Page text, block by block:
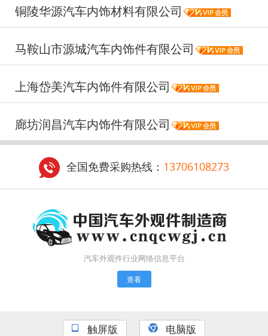
铜陵华源汽车内饰材料有限公司
马鞍山市源城汽车内饰件有限公司
上海岱美汽车内饰件有限公司
廊坊润昌汽车内饰件有限公司
全国免费采购热线： 13706108273
汽车外观件行业网络信息平台
查看
触屏版 电脑版